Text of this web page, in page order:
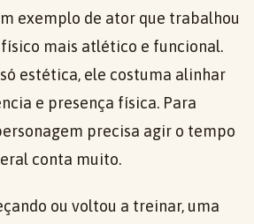
exemplo de ator que trabalhou
mais atlético e funcional.
estética, ele costuma alinhar
e presença física. Para
precisa agir o tempo
conta muito.
ou voltou a treinar, uma